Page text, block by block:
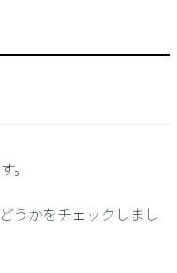
。
うかをチェックしまし